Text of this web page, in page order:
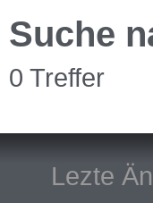
Suche
0 Treffer
Lezte